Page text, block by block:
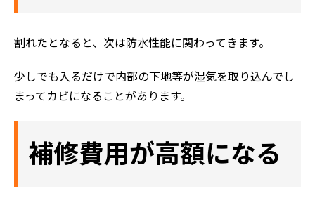
割れたとなると、次は防水性能に関わってきます。
少しでも入るだけで内部の下地等が湿気を取り込んでし
まってカビになることがあります。
補修費用が高額になる